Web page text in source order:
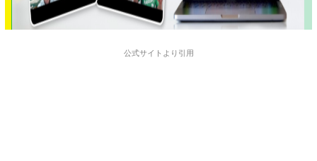
公式サイトより引用